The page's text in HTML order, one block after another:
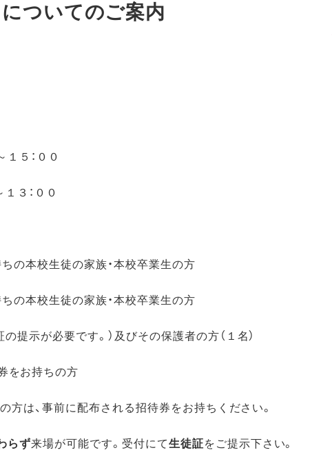
についてのご案内
１５：００
３：００
の本校生徒の家族・本校卒業生の方
の本校生徒の家族・本校卒業生の方
です。）及びその保護者の方（１名）
ちの方
方は、事前に配布される招待券をお持ちください。
らず来場が可能です。受付にて生徒証をご提示下さい。